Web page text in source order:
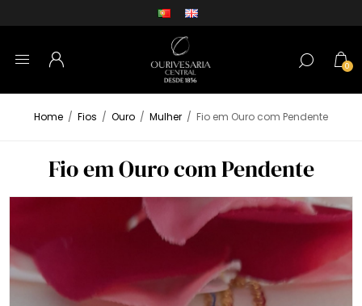
0
Home / Fios / Ouro / Mulher / Fio em Ouro com Pendente
Fio em Ouro com Pendente